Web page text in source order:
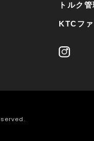
トルク
KTCフ